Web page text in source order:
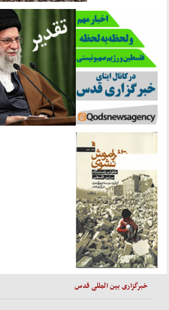
خبرگزاری بین المللی قدس